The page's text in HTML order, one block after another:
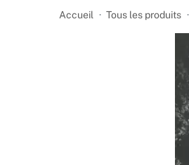
Accueil Tous les produits